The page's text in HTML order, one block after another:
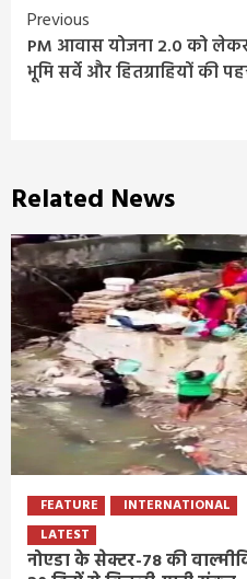
Continue
Reading
Previous
PM आवास योजना 2.0 को
भूमि सर्वे और हितग्राहियों की
Related News
FEATURE
INTERNATIONAL
LATEST
नोएडा के सेक्टर-78 की